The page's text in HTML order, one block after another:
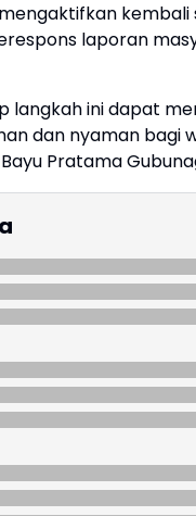
kembali
laporan
langkah ini dapat
dan nyaman bagi
Pratama